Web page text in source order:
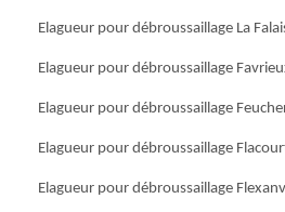
Elagueur pour débroussaillage La
Elagueur pour débroussaillage
Elagueur pour débroussaillage
Elagueur pour débroussaillage
Elagueur pour débroussaillage